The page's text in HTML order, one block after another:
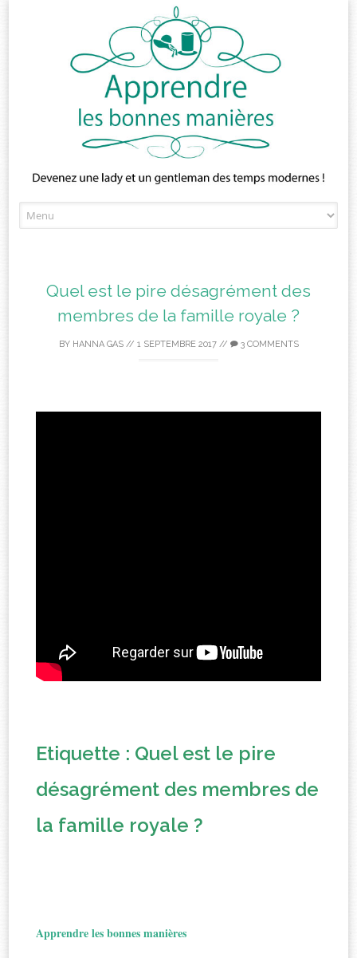
to
Quel est le pire désagrément des
membres de la famille royale ?
BY HANNA GAS// 1 SEPTEMBRE 2017// 3 COMMENTS
Etiquette : Quel est le pire
désagrément des membres de
la famille royale ?
Apprendre les bonnes manières